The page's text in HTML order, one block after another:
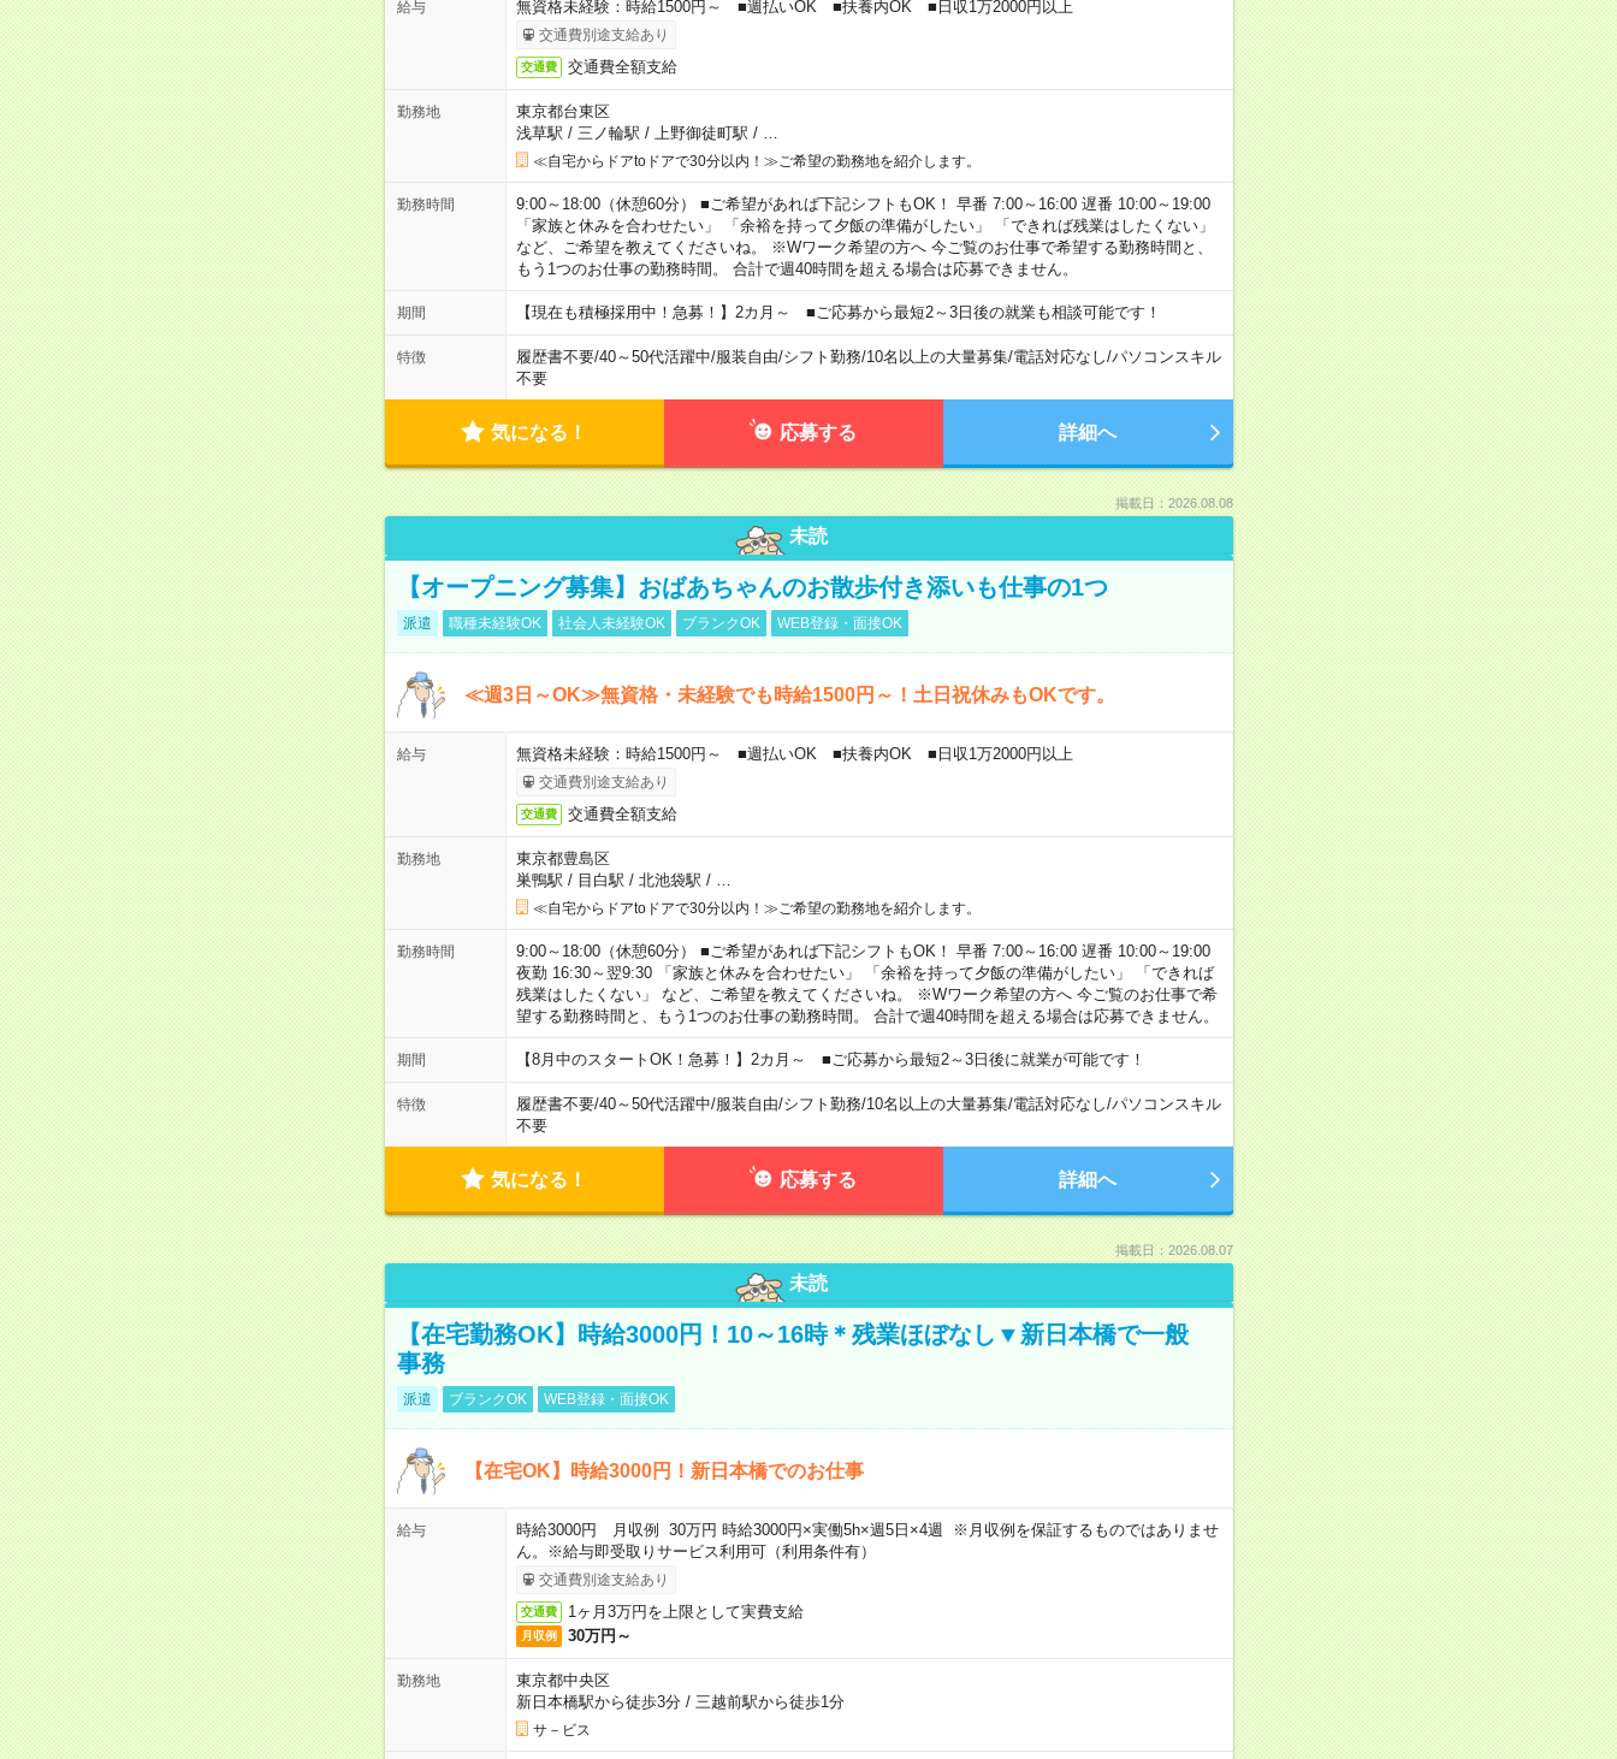
給与 無資格未経験：時給1500円～ ■週払いOK ■扶養内OK ■日収1万2000円以上
交通費別途支給あり
交通費 交通費全額支給
勤務地
東京都台東区
浅草駅 / 三ノ輪駅 / 上野御徒町駅 /
≪自宅からドアtoドアで30分以内！≫ご希望の勤務地を紹介します。
勤務時間
9:00～18:00（休憩60分） ■ご希望があれば下記シフトもOK！ 早番 7:00～16:00 遅番 10:00～19:00
「家族と休みを合わせたい」 「余裕を持って夕飯の準備がしたい」 「できれば残業はしたくない」
など、ご希望を教えてくださいね。 ※Wワーク希望の方へ 今ご覧のお仕事で希望する勤務時間と、
もう1つのお仕事の勤務時間。 合計で週40時間を超える場合は応募できません。
期間 【現在も積極採用中！急募！】2カ月～ ■ご応募から最短2～3日後の就業も相談可能です！
特徴 履歴書不要/40～50代活躍中/服装自由/シフト勤務/10名以上の大量募集/電話対応なし/パソコンスキル
不要
気になる！ 応募する 詳細へ
掲載日：2026.08.08
未読
【オープニング募集】おばあちゃんのお散歩付き添いも仕事の1つ
派遣 職種未経験OK 社会人未経験OK ブランクOK WEB登録・面接OK
≪週3日～OK≫無資格・未経験でも時給1500円～！土日祝休みもOKです。
給与 無資格未経験：時給1500円～ ■週払いOK ■扶養内OK ■日収1万2000円以上
交通費別途支給あり
交通費 交通費全額支給
勤務地
東京都豊島区
巣鴨駅 / 目白駅 / 北池袋駅 /
≪自宅からドアtoドアで30分以内！≫ご希望の勤務地を紹介します。
勤務時間
9:00～18:00（休憩60分） ■ご希望があれば下記シフトもOK！ 早番 7:00～16:00 遅番 10:00～19:00
夜勤 16:30～翌9:30 「家族と休みを合わせたい」 「余裕を持って夕飯の準備がしたい」 「できれば
残業はしたくない」 など、ご希望を教えてくださいね。 ※Wワーク希望の方へ 今ご覧のお仕事で希
望する勤務時間と、もう1つのお仕事の勤務時間。 合計で週40時間を超える場合は応募できません。
期間 【8月中のスタートOK！急募！】2カ月～ ■ご応募から最短2～3日後に就業が可能です！
特徴 履歴書不要/40～50代活躍中/服装自由/シフト勤務/10名以上の大量募集/電話対応なし/パソコンスキル
不要
気になる！ 応募する 詳細へ
掲載日：2026.08.07
未読
【在宅勤務OK】時給3000円！10～16時＊残業ほぼなし▼新日本橋で一般
事務
派遣 ブランクOK WEB登録・面接OK
【在宅OK】時給3000円！新日本橋でのお仕事
給与
時給3000円 月収例 30万円 時給3000円×実働5h×週5日×4週 ※月収例を保証するものではありませ
ん。※給与即受取りサービス利用可（利用条件有）
交通費別途支給あり
交通費 1ヶ月3万円を上限として実費支給
月収例 30万円～
勤務地
東京都中央区
新日本橋駅から徒歩3分/ 三越前駅から徒歩1分
サ－ビス